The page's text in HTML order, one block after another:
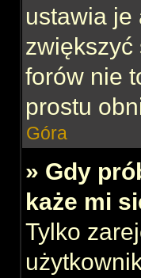
ustawia je
zwiększyć
forów nie
prostu
Góra
» Gdy
każe mi
Tylko